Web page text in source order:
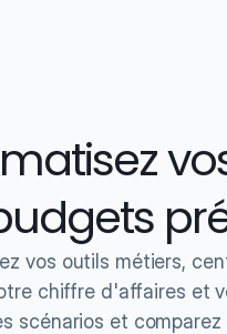
chiffre d'affaires et
vos outils métiers,
scénarios et